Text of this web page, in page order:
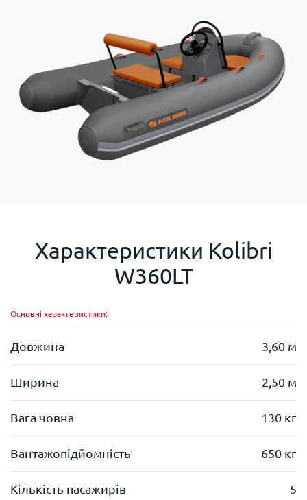
Характеристики Kolibri
W360LT
Основні характеристики:
Довжина 3,60 м
Ширина 2,50 м
Вага човна 130 кг
Вантажопідйомність 650 кг
Кількість пасажирів 5